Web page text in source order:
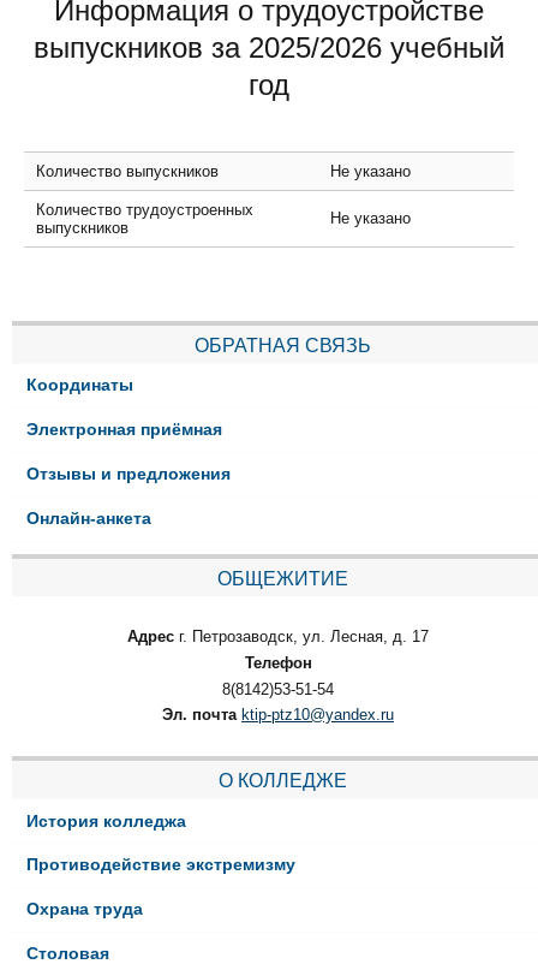
Информация о трудоустройстве
выпускников за 2025/2026 учебный
год
Количество выпускников Не указано
Количество трудоустроенных
выпускников
Не указано
ОБРАТНАЯ СВЯЗЬ
Координаты
Электронная приёмная
Отзывы и предложения
Онлайн-анкета
ОБЩЕЖИТИЕ
Адрес г. Петрозаводск, ул. Лесная, д. 17
Телефон
8(8142)53-51-54
Эл. почта ktip-ptz10@yandex.ru
О КОЛЛЕДЖЕ
История колледжа
Противодействие экстремизму
Охрана труда
Столовая